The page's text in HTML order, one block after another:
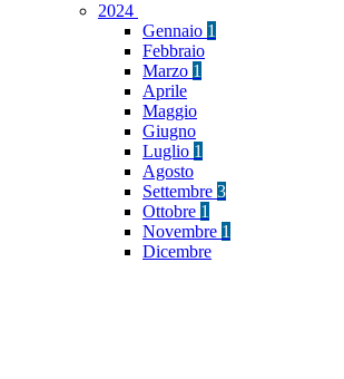
2024
Gennaio 1
Febbraio
Marzo 1
Aprile
Maggio
Giugno
Luglio 1
Agosto
Settembre 3
Ottobre 1
Novembre 1
Dicembre